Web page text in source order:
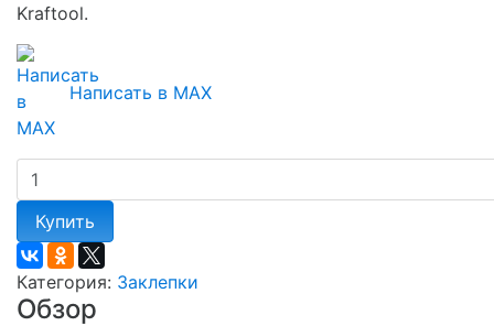
Kraftool.
Написать в MAX
Купить
Категория: Заклепки
Обзор